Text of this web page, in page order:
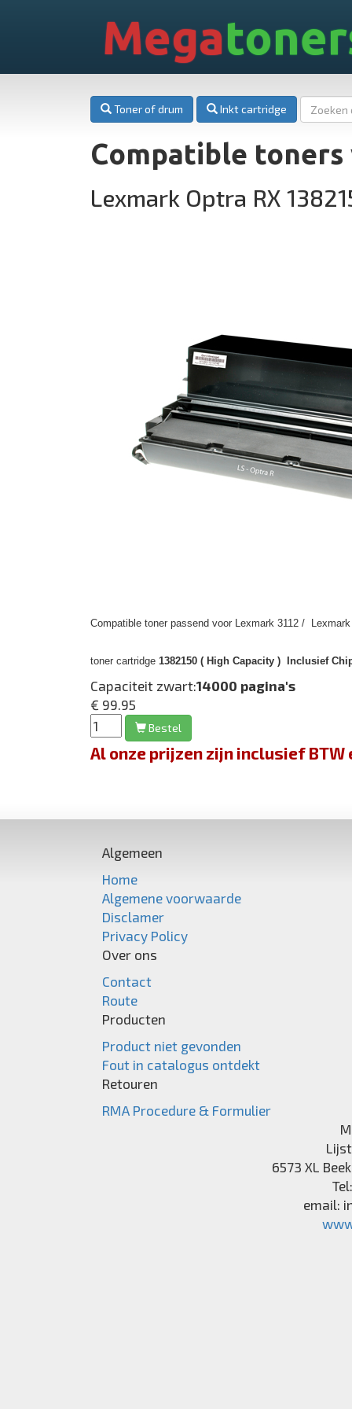
Mega
Toner of drum Inkt cartridge
Compatible
Lexmark Optra RX
Compatible toner passend voor Lexmark 3112 /
toner cartridge 1382150 ( High Capacity ) Inclusief
Capaciteit zwart:14000 pagina's
€ 99.95
Bestel
Al onze prijzen zijn inclusief
Algemeen
Home
Algemene voorwaarde
Disclamer
Privacy Policy
Over ons
Contact
Route
Producten
Product niet gevonden
Fout in catalogus ontdekt
Retouren
RMA Procedure & Formulier
6573 XL
email: